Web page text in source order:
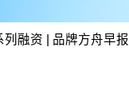
列融资 | 品牌方舟早报